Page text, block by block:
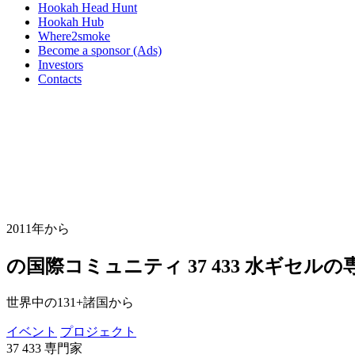
Hookah Head Hunt
Hookah Hub
Where2smoke
Become a sponsor (Ads)
Investors
Contacts
2011年から
の国際コミュニティ 37 433 水ギセルの
世界中の131+諸国から
イベント プロジェクト
37 433 専門家